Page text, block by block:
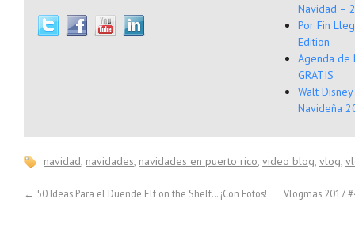
Navidad –
Por Fin
Edition
Agenda de
GRATIS
Walt
Navideña
navidad, navidades, navidades en puerto rico, video blog, vlog,
← 50 Ideas Para el Duende Elf on the Shelf… ¡Con Fotos! Vlogmas 2017